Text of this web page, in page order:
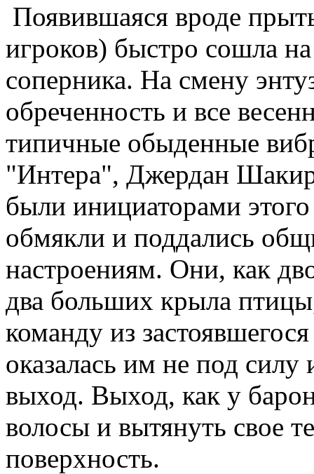
Появившаяся вроде
игроков) быстро сошла
соперника. На смену
обреченность и все
типичные обыденные
"Интера", Джердан
были инициаторами этого
обмякли и поддались
настроениям. Они, как
два больших крыла
команду из
оказалась им не под силу
выход. Выход, как у
волосы и вытянуть свое
поверхность.